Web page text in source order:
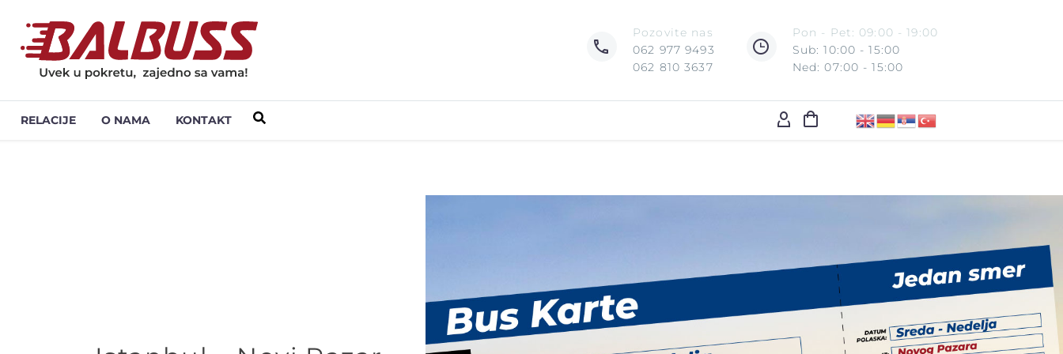
Pozovite nas
062 977 9493
062 810 3637
Pon - Pet: 09:00 - 19:00
Sub: 10:00 - 15:00
Ned: 07:00 - 15:00
RELACIJE O NAMA KONTAKT